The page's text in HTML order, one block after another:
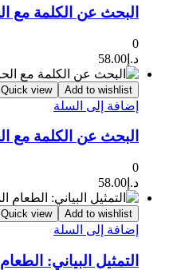
البحث عن الكلمة مع
0
د.إ 58.00
Add to wishlist
Quick view
إضافة إلى السلة
البحث عن الكلمة مع
0
د.إ 58.00
Add to wishlist
Quick view
إضافة إلى السلة
التمثيل البياني: